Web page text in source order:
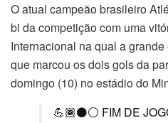
O atual campeão brasileiro
bi da competição com uma
Internacional na qual a
que marcou os dois gols da
domingo (10) no estádio do
💪🏾⚫⚪ FIM DE